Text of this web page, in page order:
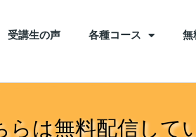
受講生の声 各種コース 無
らは無料配信して